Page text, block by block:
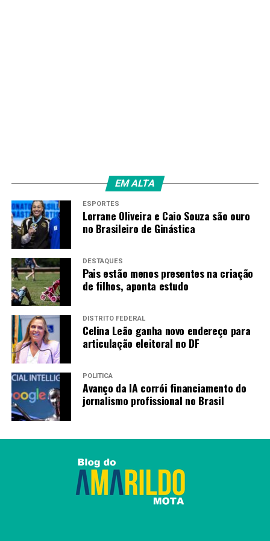
EM ALTA
ESPORTES
Lorrane Oliveira e Caio Souza são ouro
no Brasileiro de Ginástica
DESTAQUES
Pais estão menos presentes na criação
de filhos, aponta estudo
DISTRITO FEDERAL
Celina Leão ganha novo endereço para
articulação eleitoral no DF
POLÍTICA
Avanço da IA corrói financiamento do
jornalismo profissional no Brasil